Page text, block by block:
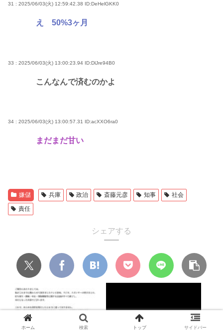
31 : 2025/06/03(火) 12:59:42.38 ID:DeHelGKK0
え 50%3ヶ月
33 : 2025/06/03(火) 13:00:23.94 ID:DlJre94B0
こんなんで済むのかよ
34 : 2025/06/03(火) 13:00:57.31 ID:acXXO6ra0
まだまだ甘い
嫌儲 兵庫 政治 斎藤元彦 知事
社会
責任
シェアする
ホーム 検索 トップ サイドバー